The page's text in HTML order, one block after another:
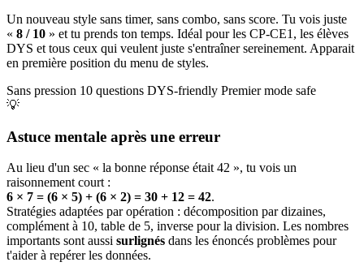
Un nouveau style sans timer, sans combo, sans score. Tu vois juste
« 8 / 10 » et tu prends ton temps. Idéal pour les CP-CE1, les élèves
DYS et tous ceux qui veulent juste s'entraîner sereinement. Apparait
en première position du menu de styles.
Sans pression 10 questions DYS-friendly Premier mode safe
💡
Astuce mentale après une erreur
Au lieu d'un sec « la bonne réponse était 42 », tu vois un
raisonnement court :
6 × 7 = (6 × 5) + (6 × 2) = 30 + 12 = 42.
Stratégies adaptées par opération : décomposition par dizaines,
complément à 10, table de 5, inverse pour la division. Les nombres
importants sont aussi surlignés dans les énoncés problèmes pour
t'aider à repérer les données.